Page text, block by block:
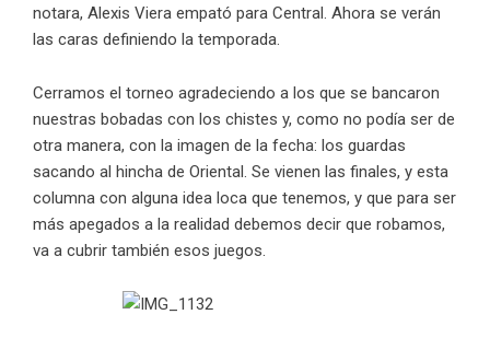
notara, Alexis Viera empató para Central. Ahora se verán
las caras definiendo la temporada.
Cerramos el torneo agradeciendo a los que se bancaron
nuestras bobadas con los chistes y, como no podía ser de
otra manera, con la imagen de la fecha: los guardas
sacando al hincha de Oriental. Se vienen las finales, y esta
columna con alguna idea loca que tenemos, y que para ser
más apegados a la realidad debemos decir que robamos,
va a cubrir también esos juegos.